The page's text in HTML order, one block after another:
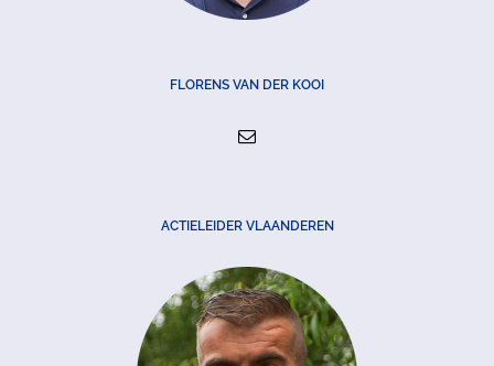
FLORENS VAN DER KOOI
ACTIELEIDER VLAANDEREN